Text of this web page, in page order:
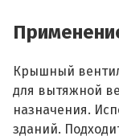
Крышный
для вытяжной
назначения.
зданий.